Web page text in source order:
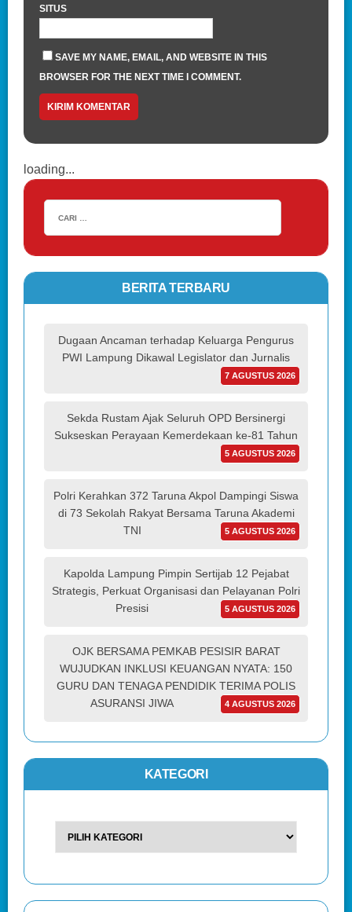
SITUS
SAVE MY NAME, EMAIL, AND WEBSITE IN THIS
BROWSER FOR THE NEXT TIME I COMMENT.
loading...
BERITA TERBARU
Dugaan Ancaman terhadap Keluarga Pengurus
PWI Lampung Dikawal Legislator dan Jurnalis
7 AGUSTUS 2026
Sekda Rustam Ajak Seluruh OPD Bersinergi
Sukseskan Perayaan Kemerdekaan ke-81 Tahun
5 AGUSTUS 2026
Polri Kerahkan 372 Taruna Akpol Dampingi Siswa
di 73 Sekolah Rakyat Bersama Taruna Akademi
TNI
5 AGUSTUS 2026
Kapolda Lampung Pimpin Sertijab 12 Pejabat
Strategis, Perkuat Organisasi dan Pelayanan Polri
Presisi
5 AGUSTUS 2026
OJK BERSAMA PEMKAB PESISIR BARAT
WUJUDKAN INKLUSI KEUANGAN NYATA: 150
GURU DAN TENAGA PENDIDIK TERIMA POLIS
ASURANSI JIWA
4 AGUSTUS 2026
KATEGORI